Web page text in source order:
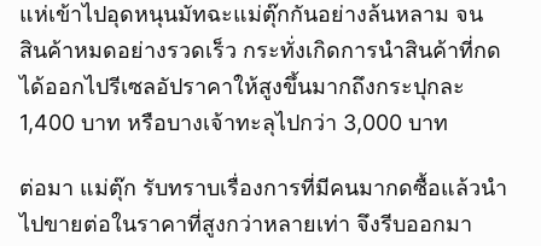
แห่เข้าไปอุดหนุนมัทฉะแม่ตุ๊กกันอย่างล้นหลาม จน
สินค้าหมดอย่างรวดเร็ว กระทั่งเกิดการนำสินค้าที่กด
ได้ออกไปรีเซลอัปราคาให้สูงขึ้นมากถึงกระปุกละ
1,400 บาท หรือบางเจ้าทะลุไปกว่า 3,000 บาท
ต่อมา แม่ตุ๊ก รับทราบเรื่องการที่มีคนมากดซื้อแล้วนำ
ไปขายต่อในราคาที่สูงกว่าหลายเท่า จึงรีบออกมา